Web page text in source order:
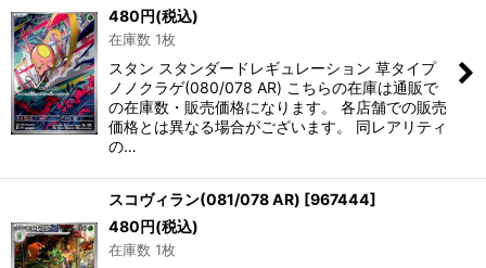
480円(税込)
在庫数 1枚
スタン スタンダードレギュレーション 草タイプ
ノノクラゲ(080/078 AR) こちらの在庫は通販で
の在庫数・販売価格になります。 各店舗での販売
価格とは異なる場合がございます。 同レアリティ
の…
スコヴィラン(081/078 AR) [967444]
480円(税込)
在庫数 1枚